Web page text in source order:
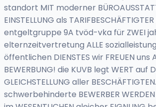
standort MIT moderner
EINSTELLUNG als TARIFBESCHÄFTIGTER
entgeltgruppe 9A tvöd-vka für ZWEI
elternzeitvertretung ALLE
öffentlichen DIENSTES wir FREUEN uns
BEWERBUNG! die KUVB legt WERT auf
GLEICHSTELLUNG aller BESCHÄFTIGTEN.
schwerbehinderte BEWERBER WERDEN